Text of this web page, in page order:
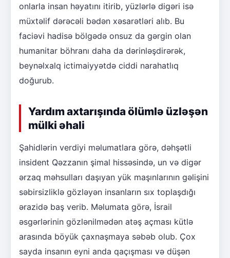
onlarla insan həyatını itirib, yüzlərlə digəri isə
müxtəlif dərəcəli bədən xəsarətləri alıb. Bu
faciəvi hadisə bölgədə onsuz da gərgin olan
humanitar böhranı daha da dərinləşdirərək,
beynəlxalq ictimaiyyətdə ciddi narahatlıq
doğurub.
Yardım axtarışında ölümlə üzləşən
mülki əhali
Şahidlərin verdiyi məlumatlara görə, dəhşətli
insident Qəzzanın şimal hissəsində, un və digər
ərzaq məhsulları daşıyan yük maşınlarının gəlişini
səbirsizliklə gözləyən insanların sıx toplaşdığı
ərazidə baş verib. Məlumata görə, İsrail
əsgərlərinin gözlənilmədən atəş açması kütlə
arasında böyük çaxnaşmaya səbəb olub. Çox
sayda insanın eyni anda qaçışması və düşən